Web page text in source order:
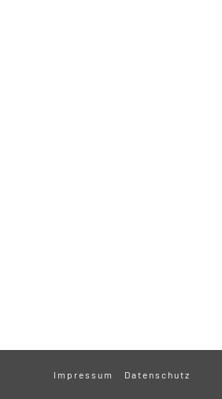
Impressum Datenschutz